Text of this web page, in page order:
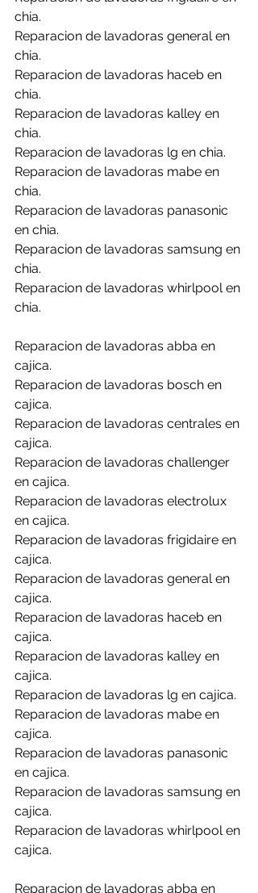
chia.
Reparacion de lavadoras general en
chia.
Reparacion de lavadoras haceb en
chia.
Reparacion de lavadoras kalley en
chia.
Reparacion de lavadoras lg en chia.
Reparacion de lavadoras mabe en
chia.
Reparacion de lavadoras panasonic
en chia.
Reparacion de lavadoras samsung en
chia.
Reparacion de lavadoras whirlpool en
chia.
Reparacion de lavadoras abba en
cajica.
Reparacion de lavadoras bosch en
cajica.
Reparacion de lavadoras centrales en
cajica.
Reparacion de lavadoras challenger
en cajica.
Reparacion de lavadoras electrolux
en cajica.
Reparacion de lavadoras frigidaire en
cajica.
Reparacion de lavadoras general en
cajica.
Reparacion de lavadoras haceb en
cajica.
Reparacion de lavadoras kalley en
cajica.
Reparacion de lavadoras lg en cajica.
Reparacion de lavadoras mabe en
cajica.
Reparacion de lavadoras panasonic
en cajica.
Reparacion de lavadoras samsung en
cajica.
Reparacion de lavadoras whirlpool en
cajica.
Reparacion de lavadoras abba en